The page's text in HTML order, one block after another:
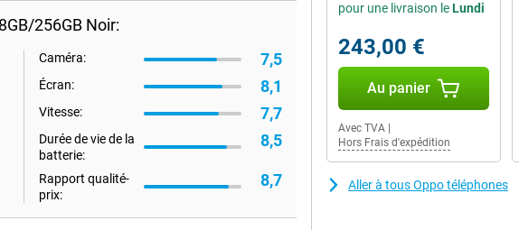
256GB Noir:
Caméra: 7,5
Écran: 8,1
Vitesse: 7,7
Durée de vie de la
batterie:
8,5
Rapport qualité-
prix:
8,7
pour une livraison leLundi
243,00 €
Au panier
Avec TVA
Hors Frais d'expédition
Aller à tous Oppo téléphones